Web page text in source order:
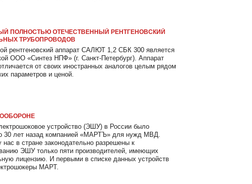
ПОЛНОСТЬЮ ОТЕЧЕСТВЕННЫЙ РЕНТГЕНОВСКИЙ
ТРУБОПРОВОДОВ
рентгеновский аппарат САЛЮТ 1,2 СБК 300 является
ООО «Синтез НПФ» (г. Санкт-Петербург). Аппарат
от своих иностранных аналогов целым рядом
параметров и ценой.
устройство (ЭШУ) в России было
30 лет назад компанией «МАРТЪ» для нужд МВД.
нас в стране законодательно разрешены к
ЭШУ только пяти производителей, имеющих
лицензию. И первыми в списке данных устройств
МАРТ.